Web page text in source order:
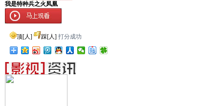
我是特种兵之火凤凰
顶[人] 踩[人] 打分成功